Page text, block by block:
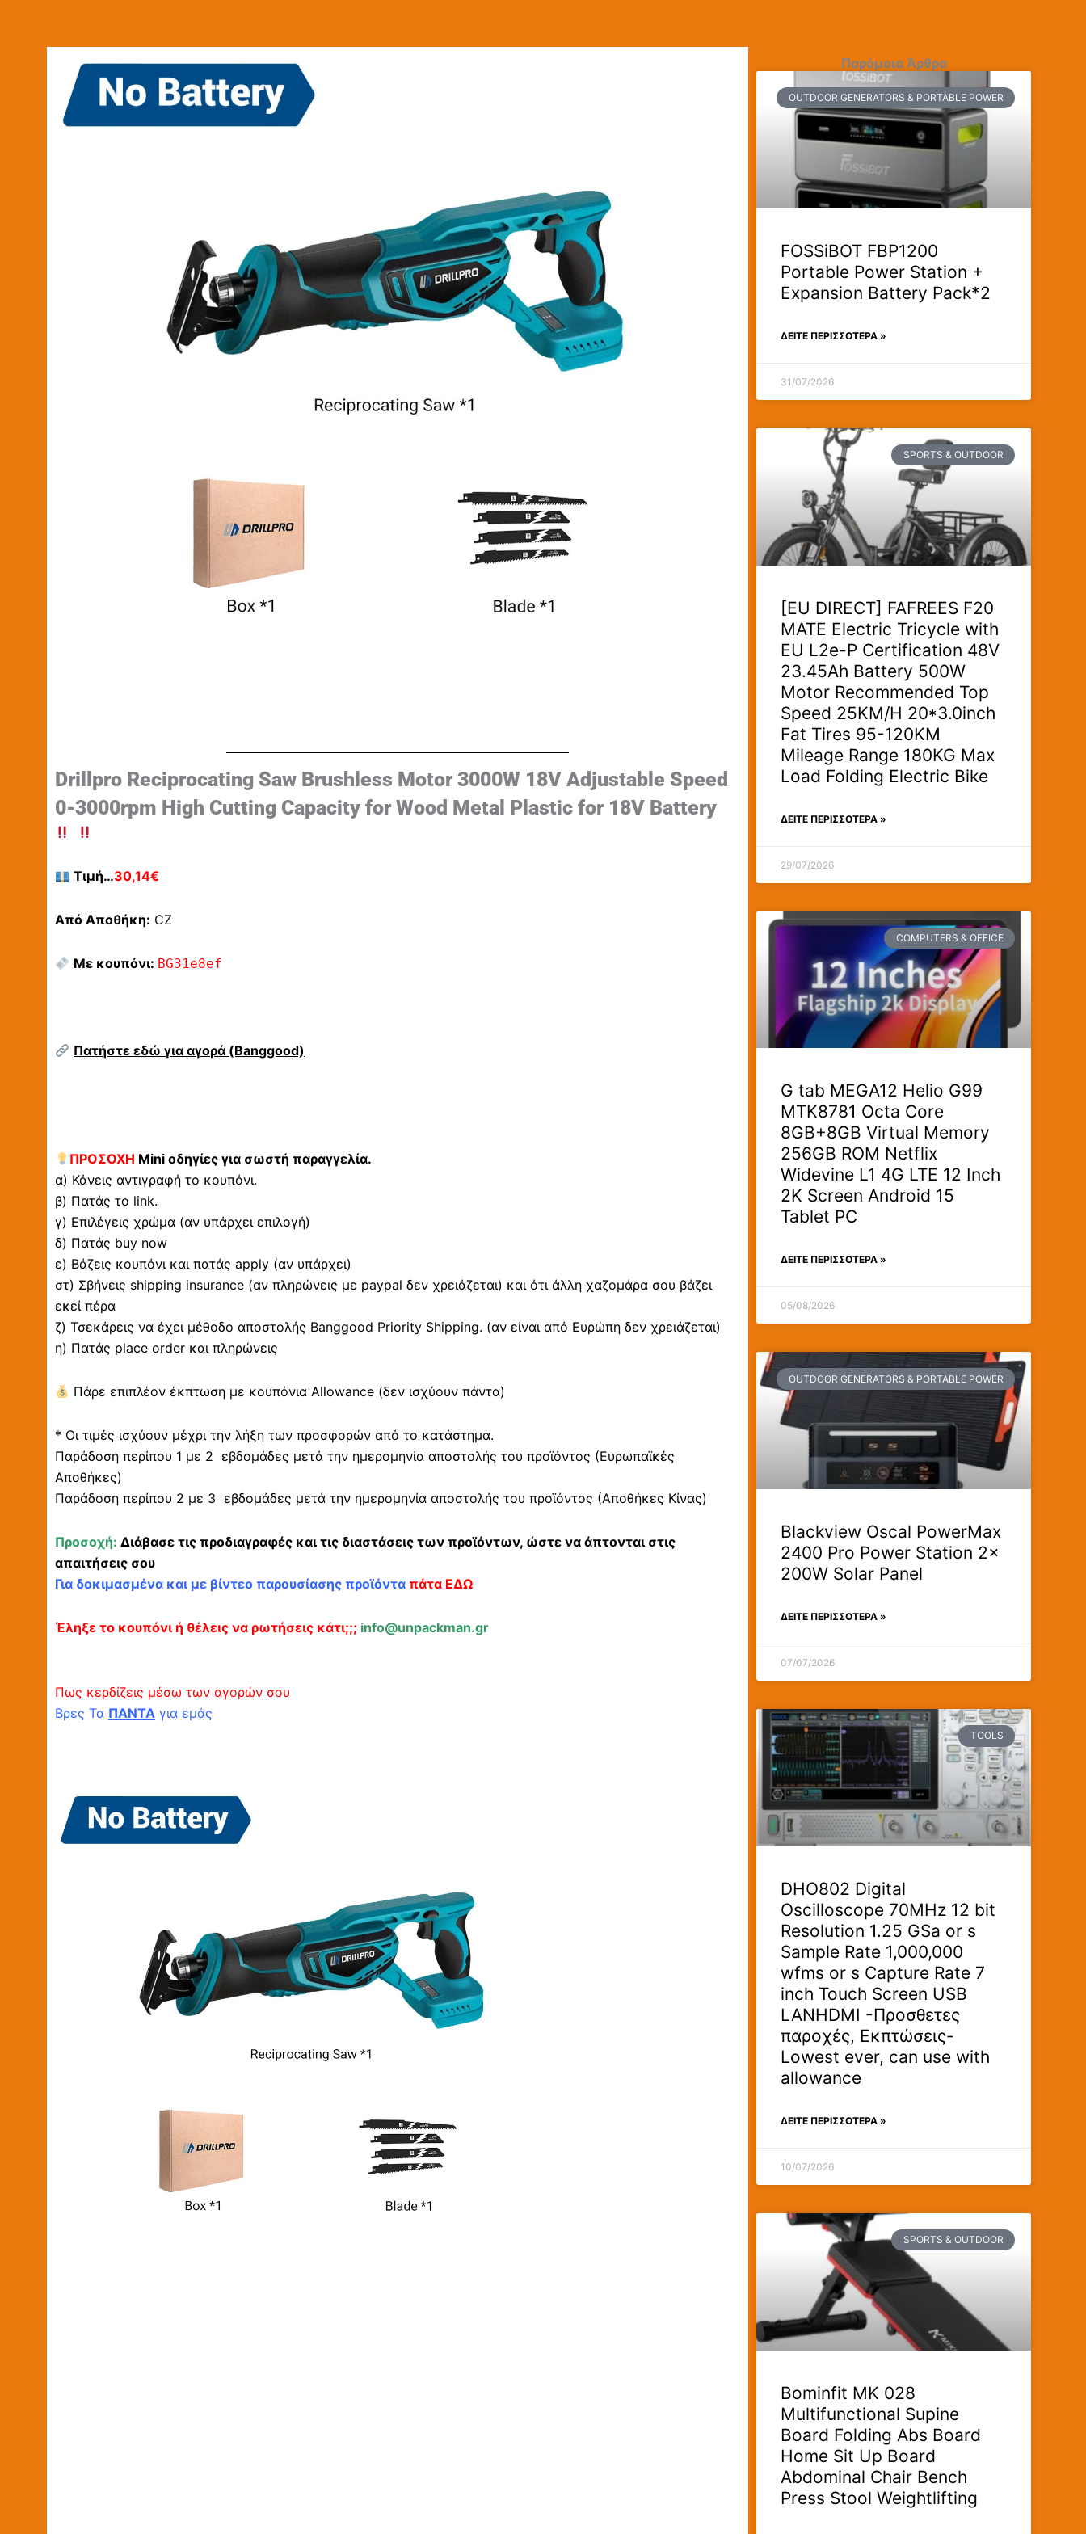
Drillpro Reciprocating Saw Brushless Motor 3000W 18V Adjustable Speed
0-3000rpm High Cutting Capacity for Wood Metal Plastic for 18V Battery
Τιμή…30,14€
Από Αποθήκη: CZ
Με κουπόνι: BG31e8ef
Πατήστε εδώ για αγορά (Banggood)
ΠΡΟΣΟΧΗ Mini οδηγίες για σωστή παραγγελία.
α) Κάνεις αντιγραφή το κουπόνι.
β) Πατάς το link.
γ) Επιλέγεις χρώμα (αν υπάρχει επιλογή)
δ) Πατάς buy now
ε) Βάζεις κουπόνι και πατάς apply (αν υπάρχει)
στ) Σβήνεις shipping insurance (αν πληρώνεις με paypal δεν χρειάζεται) και ότι άλλη χαζομάρα σου βάζει
εκεί πέρα
ζ) Τσεκάρεις να έχει μέθοδο αποστολής Banggood Priority Shipping. (αν είναι από Ευρώπη δεν χρειάζεται)
η) Πατάς place order και πληρώνεις
Πάρε επιπλέον έκπτωση με κουπόνια Allowance (δεν ισχύουν πάντα)
* Οι τιμές ισχύουν μέχρι την λήξη των προσφορών από το κατάστημα.
Παράδοση περίπου 1 με 2 εβδομάδες μετά την ημερομηνία αποστολής του προϊόντος (Ευρωπαϊκές
Αποθήκες)
Παράδοση περίπου 2 με 3 εβδομάδες μετά την ημερομηνία αποστολής του προϊόντος (Αποθήκες Κίνας)
Προσοχή: Διάβασε τις προδιαγραφές και τις διαστάσεις των προϊόντων, ώστε να άπτονται στις
απαιτήσεις σου
Για δοκιμασμένα και με βίντεο παρουσίασης προϊόντα πάτα ΕΔΩ
Έληξε το κουπόνι ή θέλεις να ρωτήσεις κάτι;;; info@unpackman.gr
Πως κερδίζεις μέσω των αγορών σου
Βρες Τα ΠΑΝΤΑ για εμάς
Παρόμοια Άρθρα
OUTDOOR GENERATORS & PORTABLE POWER
FOSSiBOT FBP1200
Portable Power Station +
Expansion Battery Pack*2
ΔΕΊΤΕ ΠΕΡΙΣΣΟΤΕΡΑ »
31/07/2026
SPORTS & OUTDOOR
[EU DIRECT] FAFREES F20
MATE Electric Tricycle with
EU L2e-P Certification 48V
23.45Ah Battery 500W
Motor Recommended Top
Speed 25KM/H 20*3.0inch
Fat Tires 95-120KM
Mileage Range 180KG Max
Load Folding Electric Bike
ΔΕΊΤΕ ΠΕΡΙΣΣΟΤΕΡΑ »
29/07/2026
COMPUTERS & OFFICE
G tab MEGA12 Helio G99
MTK8781 Octa Core
8GB+8GB Virtual Memory
256GB ROM Netflix
Widevine L1 4G LTE 12 Inch
2K Screen Android 15
Tablet PC
ΔΕΊΤΕ ΠΕΡΙΣΣΟΤΕΡΑ »
05/08/2026
OUTDOOR GENERATORS & PORTABLE POWER
Blackview Oscal PowerMax
2400 Pro Power Station 2x
200W Solar Panel
ΔΕΊΤΕ ΠΕΡΙΣΣΟΤΕΡΑ »
07/07/2026
TOOLS
DHO802 Digital
Oscilloscope 70MHz 12 bit
Resolution 1.25 GSa or s
Sample Rate 1,000,000
wfms or s Capture Rate 7
inch Touch Screen USB
LANHDMI -Προσθετες
παροχές, Εκπτώσεις-
Lowest ever, can use with
allowance
ΔΕΊΤΕ ΠΕΡΙΣΣΟΤΕΡΑ »
10/07/2026
SPORTS & OUTDOOR
Bominfit MK 028
Multifunctional Supine
Board Folding Abs Board
Home Sit Up Board
Abdominal Chair Bench
Press Stool Weightlifting